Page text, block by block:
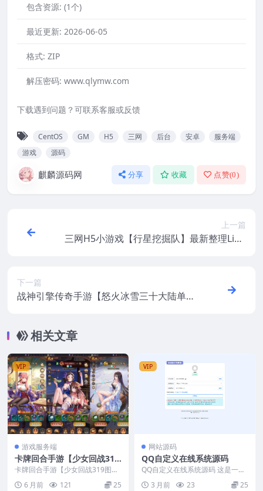
包含资源: (1个)
最近更新: 2026-06-05
格式: ZIP
解压密码: www.qlymw.com
下载遇到问题？可联系客服或反馈
CentOS GM H5 三网 后台 安卓
服务端
游戏
源码
麒麟源码网 分享 收藏 点赞(0)
上一篇
三网H5小游戏【行星挖掘队】最新整理Linu
下一篇
战神引擎传奇手游【怒火冰雪三十大陆单职
相关文章
VIP
游戏服务端
卡牌回合手游【少女回战319
图鉴版】新整理CentOS手工
服务端+lua加解密工具+网页
卡牌回合手游【少女回战319图鉴
版】新整理CentOS手工服务端+lu
a加解密工...
6 月前 121 25
VIP
网站源码
QQ自定义在线系统源码
QQ自定义在线系统源码 这是一款
在线机型系统源码前端支持免扫码
快捷登陆，显示使用...
3 月前 23 25